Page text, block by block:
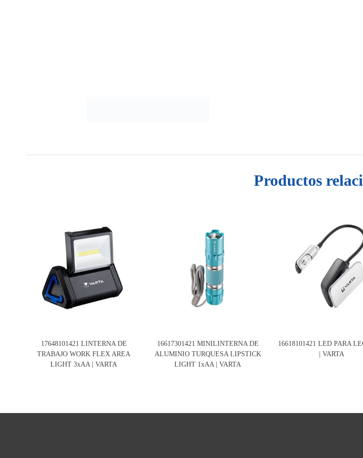
Productos
17648101421 LINTERNA DE
TRABAJO WORK FLEX AREA
LIGHT 3xAA | VARTA
16617301421 MINILINTERNA DE
ALUMINIO TURQUESA LIPSTICK
LIGHT 1xAA | VARTA
16618101421 LED PARA
| VARTA